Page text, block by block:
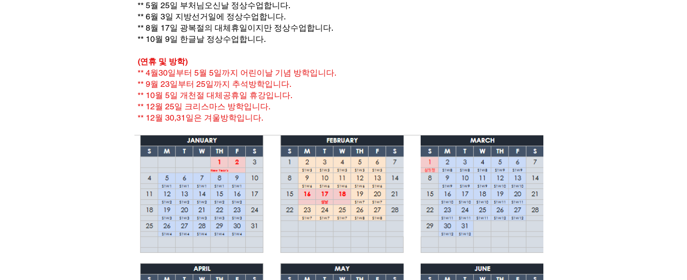
** 5월 25일 부처님오신날 정상수업합니다.
** 6월 3일 지방선거일에 정상수업합니다.
** 8월 17일 광복절의 대체휴일이지만 정상수업합니다.
** 10월 9일 한글날 정상수업합니다.
(연휴 및 방학)
** 4월30일부터 5월 5일까지 어린이날 기념 방학입니다.
** 9월 23일부터 25일까지 추석방학입니다.
** 10월 5일 개천절 대체공휴일 휴강입니다.
** 12월 25일 크리스마스 방학입니다.
** 12월 30,31일은 겨울방학입니다.